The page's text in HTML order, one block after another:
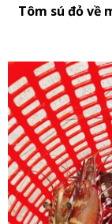
Tôm sú đỏ về